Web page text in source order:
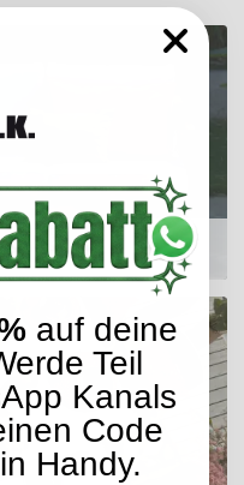
auf deine
Teil
Kanals
Code
Handy.